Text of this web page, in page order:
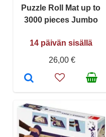
Puzzle Roll Mat up to
3000 pieces Jumbo
14 päivän sisällä
26,00 €